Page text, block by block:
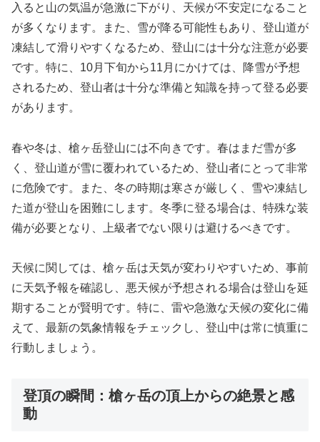
入ると山の気温が急激に下がり、天候が不安定になること
が多くなります。また、雪が降る可能性もあり、登山道が
凍結して滑りやすくなるため、登山には十分な注意が必要
です。特に、10月下旬から11月にかけては、降雪が予想
されるため、登山者は十分な準備と知識を持って登る必要
があります。
春や冬は、槍ヶ岳登山には不向きです。春はまだ雪が多
く、登山道が雪に覆われているため、登山者にとって非常
に危険です。また、冬の時期は寒さが厳しく、雪や凍結し
た道が登山を困難にします。冬季に登る場合は、特殊な装
備が必要となり、上級者でない限りは避けるべきです。
天候に関しては、槍ヶ岳は天気が変わりやすいため、事前
に天気予報を確認し、悪天候が予想される場合は登山を延
期することが賢明です。特に、雷や急激な天候の変化に備
えて、最新の気象情報をチェックし、登山中は常に慎重に
行動しましょう。
登頂の瞬間：槍ヶ岳の頂上からの絶景と感
動